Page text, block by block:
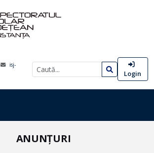
isj-
Login
ANUNȚURI